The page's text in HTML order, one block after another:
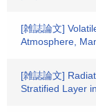
[雑誌論文]
Atmosphere,
[雑誌論文]
Stratified Layer